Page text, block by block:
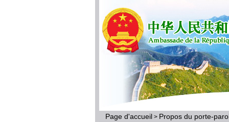
Page d'accueil > Propos du porte-